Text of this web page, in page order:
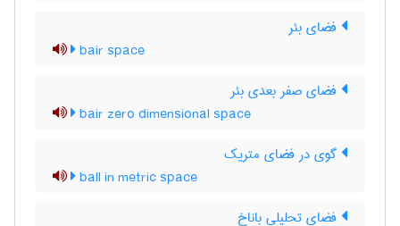
فضای بئر
bair space
فضای صفر بعدی بئر
bair zero dimensional space
گوی در فضای متریک
ball in metric space
فضای تحلیلی باناخ